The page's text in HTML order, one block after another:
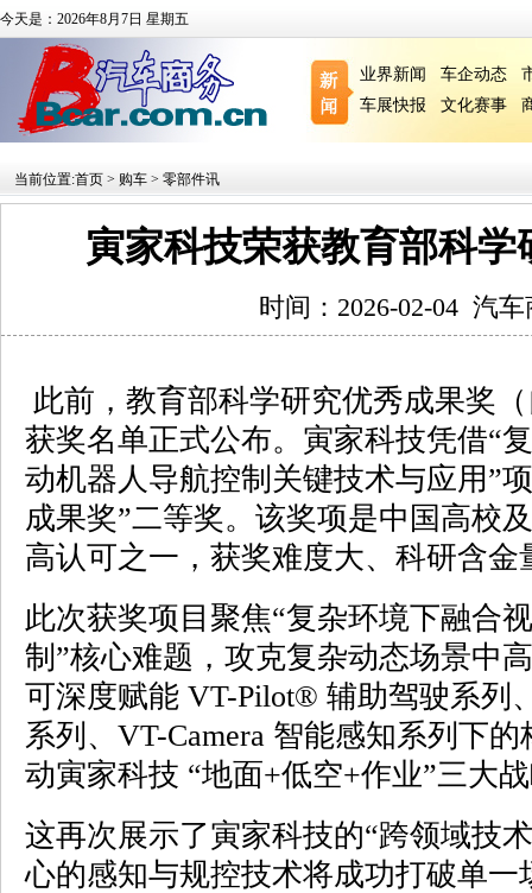
今天是：2026年8月7日 星期五
业界新闻 车企动态
车展快报
文化赛事
当前位置:首页 > 购车 > 零部件讯
寅家科技荣获教育部科学
时间：2026-02-04 汽车
此前，教育部科学研究优秀成果奖
获奖名单正式公布。寅家科技凭借“
动机器人导航控制关键技术与应用”
成果奖”二等奖。该奖项是中国高校
高认可之一，获奖难度大、科研含金
此次获奖项目聚焦“复杂环境下融合
制”核心难题，攻克复杂动态场景中
可深度赋能 VT-Pilot® 辅助驾驶系列
系列、VT-Camera 智能感知系列下
动寅家科技 “地面+低空+作业”三大
这再次展示了寅家科技的“跨领域技
心的感知与规控技术将成功打破单